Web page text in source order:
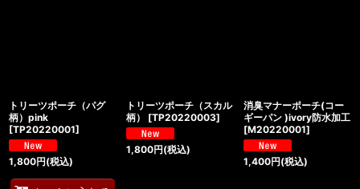
トリーツポーチ（パグ
柄）pink
[TP20220001]
1,800円(税込)
トリーツポーチ（スカル
柄）
[TP20220003]
1,800円(税込)
消臭マナーポーチ(コー
ギーパン )ivory防水加工
[M20220001]
1,400円(税込)